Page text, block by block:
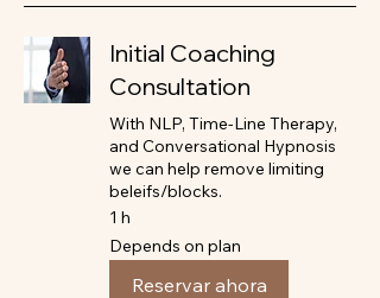
Initial Coaching
Consultation
With NLP, Time-Line Therapy,
and Conversational Hypnosis
we can help remove limiting
beleifs/blocks.
1 h
Depends
on
plan
Depends on plan
Reservar ahora